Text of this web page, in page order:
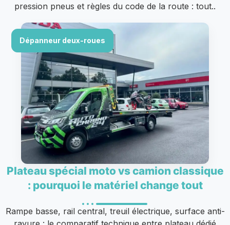
pression pneus et règles du code de la route : tout..
Dépanneur deux-roues
Plateau spécial moto vs camion classique
: pourquoi le matériel change tout
Rampe basse, rail central, treuil électrique, surface anti-